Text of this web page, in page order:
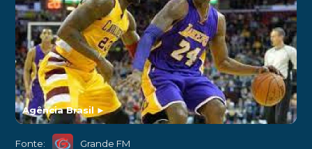
Agência Brasil►
Fonte: Grande FM